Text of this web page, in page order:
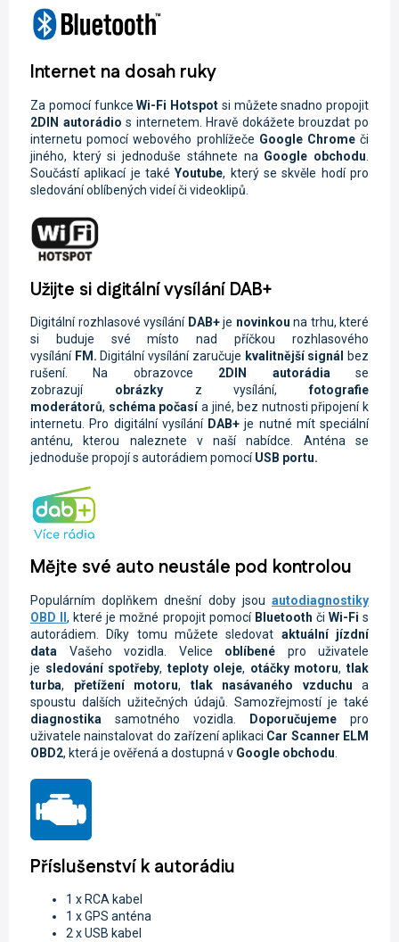
Internet na dosah ruky
Za pomocí funkceWi-Fi Hotspot si můžete snadno propojit
2DIN autorádio s internetem. Hravě dokážete brouzdat po
internetu pomocí webového prohlížeče Google Chromeči
jiného, který si jednoduše stáhnete na Google obchodu
Součástí aplikací je takéYoutube, který se skvěle hodí pro
sledování oblíbených videí či videoklipů.
Užijte si digitální vysílání DAB+
Digitální rozhlasové vysílání DAB+je novinkou na trhu, které
si buduje své místo nad příčkou rozhlasového
vysílání FM. Digitální vysílání zaručuje kvalitnější signál
bez
rušení. Na obrazovce 2DIN autorádiase
zobrazují obrázkyz vysílání,fotografie
moderátorů, schéma počasía jiné, bez nutnosti připojení k
internetu. Pro digitální vysílání DAB+ je nutné mít speciální
anténu, kterou naleznete v naší nabídce. Anténa se
jednoduše propojí s autorádiem pomocíUSB portu.
Mějte své auto neustále pod kontrolou
Populárním doplňkem dnešní doby jsou autodiagnostiky
OBD II, které je možné propojit pomocí Bluetooth či Wi-Fi s
autorádiem. Díky tomu můžete sledovat aktuální jízdní
data Vašeho vozidla. Velice oblíbené pro uživatele
je sledování spotřeby, teploty oleje, otáčky motoru,tlak
turba, přetížení motoru, tlak nasávaného vzduchu a
spoustu dalších užitečných údajů. Samozřejmostí je také
diagnostika samotného vozidla. Doporučujeme pro
uživatele nainstalovat do zařízení aplikaci Car Scanner ELM
OBD2, která je ověřená a dostupná v Google obchodu
Příslušenství k autorádiu
1 x RCA kabel
1 x GPS anténa
2 x USB kabel